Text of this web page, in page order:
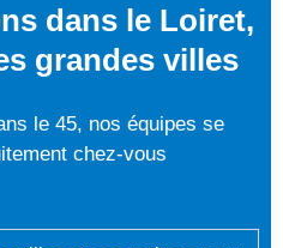
dans le Loiret,
grandes villes
le 45, nos équipes se
chez-vous